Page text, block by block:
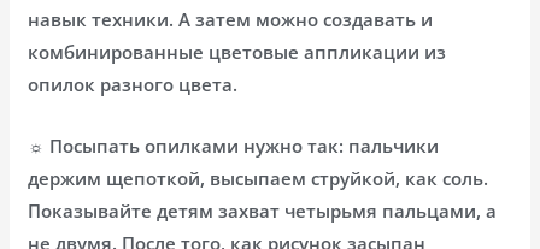
навык техники. А затем можно создавать и
комбинированные цветовые аппликации из
опилок разного цвета.
☼ Посыпать опилками нужно так: пальчики
держим щепоткой, высыпаем струйкой, как соль.
Показывайте детям захват четырьмя пальцами, а
не двумя. После того, как рисунок засыпан